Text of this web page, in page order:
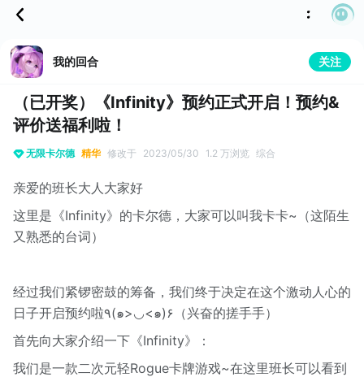
我的回合 关注
（已开奖）《Infinity》预约正式开启！预约&
评价送福利啦！
无限卡尔德 精华 修改于 2023/05/30 1.2 万浏览 综合
亲爱的班长大人大家好
这里是《Infinity》的卡尔德，大家可以叫我卡卡~（这陌生
又熟悉的台词）
经过我们紧锣密鼓的筹备，我们终于决定在这个激动人心的
日子开启预约啦٩(๑>◡<๑)۶（兴奋的搓手手）
首先向大家介绍一下《Infinity》：
我们是一款二次元轻Rogue卡牌游戏~在这里班长可以看到